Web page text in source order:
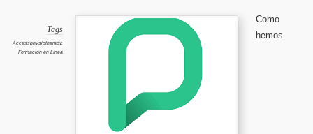
Tags
Accessphysiotherapy,
Formación en Línea
Como
hemos